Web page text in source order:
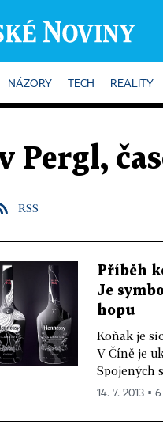
NÁZORY TECH REALITY
Pergl,
RSS
Příběh
Je
hopu
Koňak je
V Číně je
Spojených
14. 7. 2013 ▪